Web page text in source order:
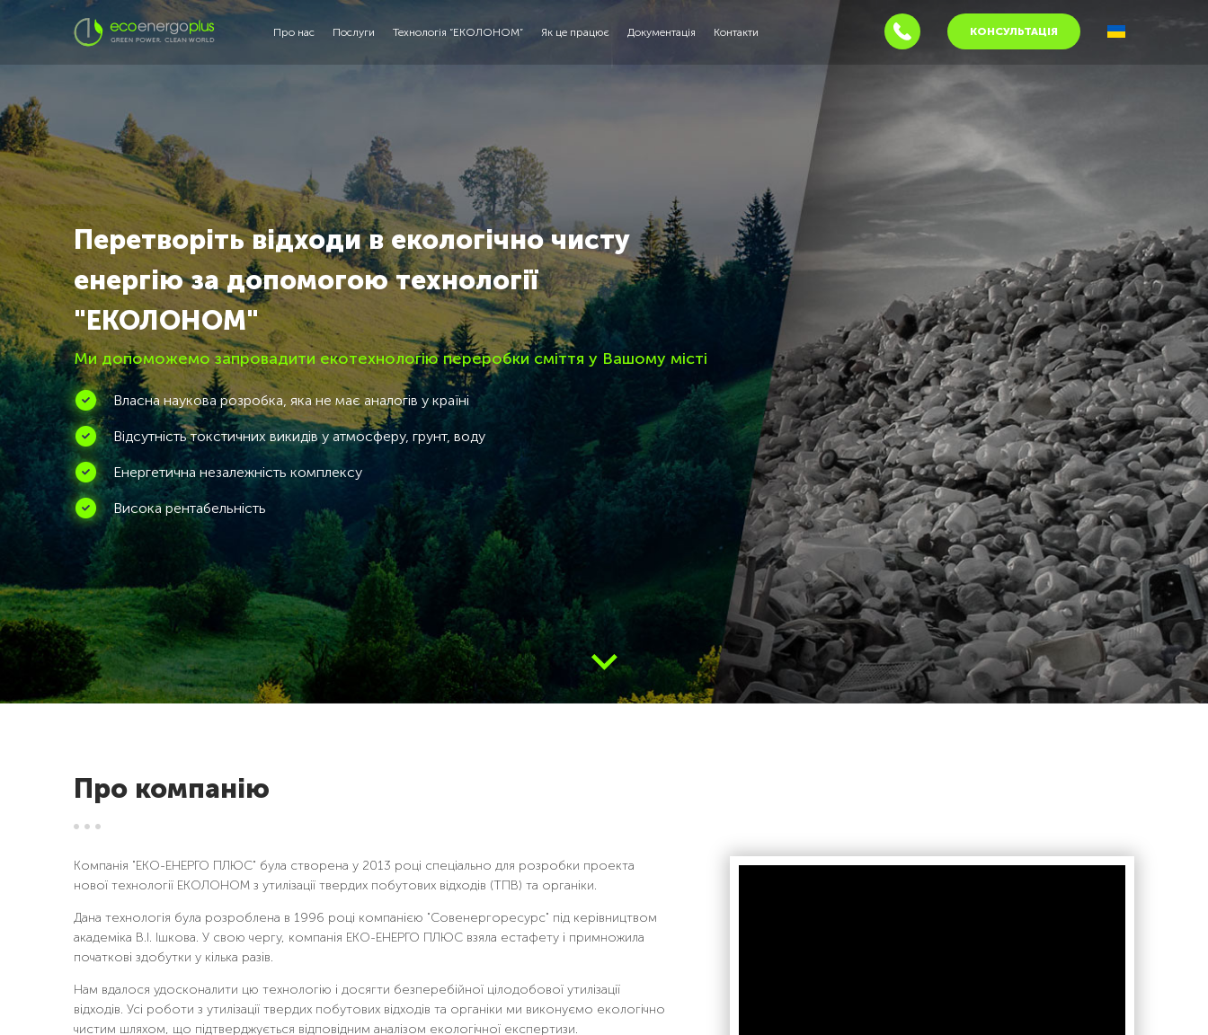
Про нас Послуги Технологія “ЕКОЛОНОМ” Як це працює Документація Контакти КОНСУЛЬТАЦІЯ
Перетворіть відходи в екологічно чисту
енергію за допомогою технології
"ЕКОЛОНОМ"
Ми допоможемо запровадити екотехнологію переробки сміття у Вашому місті
Власна наукова розробка, яка не має аналогів у країні
Відсутність токстичних викидів у атмосферу, грунт, воду
Енергетична незалежність комплексу
Висока рентабельність
Про компанію
Компанія "ЕКО-ЕНЕРГО ПЛЮС" була створена у 2013 році спеціально для розробки проекта
нової технології ЕКОЛОНОМ з утилізації твердих побутових відходів (ТПВ) та органіки.
Дана технологія була розроблена в 1996 році компанією "Совенергоресурс" під керівництвом
академіка В.І. Ішкова. У свою чергу, компанія ЕКО-ЕНЕРГО ПЛЮС взяла естафету і примножила
початкові здобутки у кілька разів.
Нам вдалося удосконалити цю технологію і досягти безперебійної цілодобової утилізації
відходів. Усі роботи з утилізації твердих побутових відходів та органіки ми виконуємо екологічно
чистим шляхом, що підтверджується відповідним аналізом екологічної експертизи.